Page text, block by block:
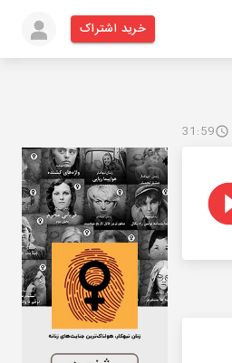
خرید اشتراک
31:59